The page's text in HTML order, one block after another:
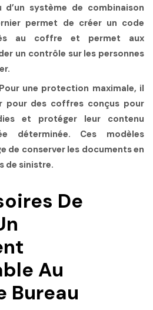
système de combinaison
permet de créer un code
au coffre et permet aux
un contrôle sur les personnes
Pour une protection maximale, il
pour des coffres conçus pour
et protéger leur contenu
déterminée. Ces modèles
de conserver les documents en
de sinistre.
De
Au
Bureau